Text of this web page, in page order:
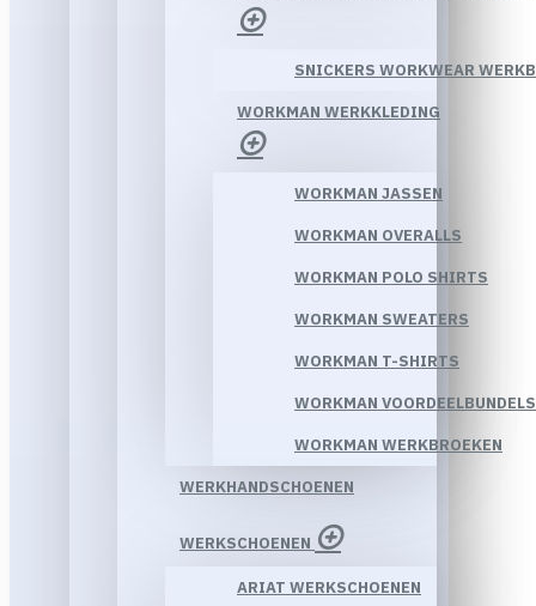
SNICKERS WORKWEAR
WORKMAN WERKKLEDING
WORKMAN JASSEN
WORKMAN OVERALLS
WORKMAN POLO SHIRTS
WORKMAN SWEATERS
WORKMAN T-SHIRTS
WORKMAN VOORDEELBUNDELS
WORKMAN WERKBROEKEN
WERKHANDSCHOENEN
WERKSCHOENEN
ARIAT WERKSCHOENEN